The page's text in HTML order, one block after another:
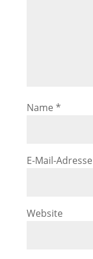
Name *
E-Mail-Adresse
Website